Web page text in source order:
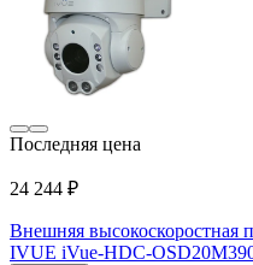
Последняя цена
24 244 ₽
Внешняя высокоскоростная
IVUE iVue-HDC-